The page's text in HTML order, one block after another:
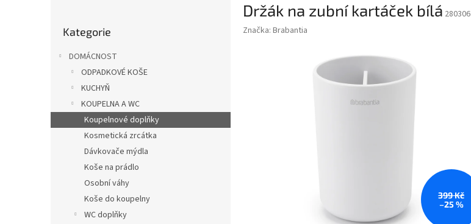
a
kategorie
Kategorie
DOMÁCNOST
ODPADKOVÉ KOŠE
KUCHYŇ
KOUPELNA A WC
Koupelnové doplňky
Kosmetická zrcátka
Dávkovače mýdla
Koše na prádlo
Osobní váhy
Koše do koupelny
WC doplňky
Držák na zubní kartáček bílá 280306
Značka: Brabantia
399 Kč
–25 %